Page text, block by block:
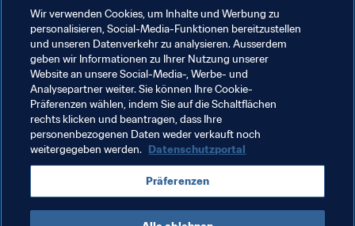
Der Bericht ist hier und auf legal.fifa.com zu finden.
Verwandte Themen
Schiedsgericht für den Sport Rechtsorgane
Fussballgericht Recht Organisation
Wir verwenden Cookies, um Inhalte und Werbung zu
personalisieren, Social-Media-Funktionen bereitzustellen
und unseren Datenverkehr zu analysieren. Ausserdem
geben wir Informationen zu Ihrer Nutzung unserer
Website an unsere Social-Media-, Werbe- und
Analysepartner weiter. Sie können Ihre Cookie-
Präferenzen wählen, indem Sie auf die Schaltflächen
rechts klicken und beantragen, dass Ihre
personenbezogenen Daten weder verkauft noch
weitergegeben werden. Datenschutzportal
Präferenzen